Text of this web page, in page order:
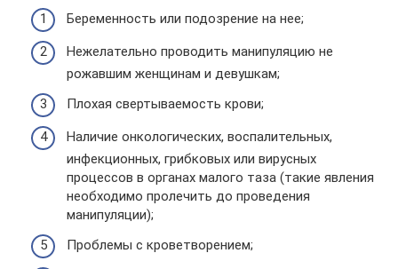
Беременность или подозрение на нее;
Нежелательно проводить манипуляцию не
рожавшим женщинам и девушкам;
Плохая свертываемость крови;
Наличие онкологических, воспалительных,
инфекционных, грибковых или вирусных
процессов в органах малого таза (такие явления
необходимо пролечить до проведения
манипуляции);
Проблемы с кроветворением;